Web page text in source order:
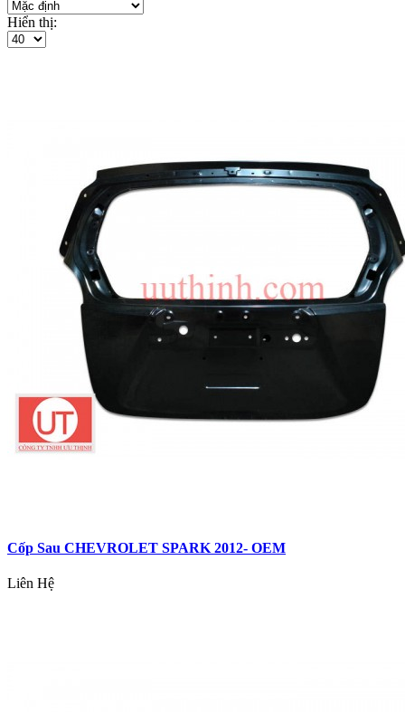
Hiển thị:
Cốp Sau CHEVROLET SPARK 2012- OEM
Liên Hệ